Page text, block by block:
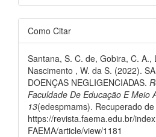
Como Citar
Santana, S. C. de, Gobira, C. A.,
Nascimento , W. da S. (2022).
DOENÇAS NEGLIGENCIADAS.
Faculdade De Educação E Meio
13(edespmams). Recuperado de
https://revista.faema.edu.br/
FAEMA/article/view/1181